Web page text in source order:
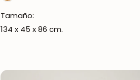
Tamaño:
134 x 45 x 86 cm.